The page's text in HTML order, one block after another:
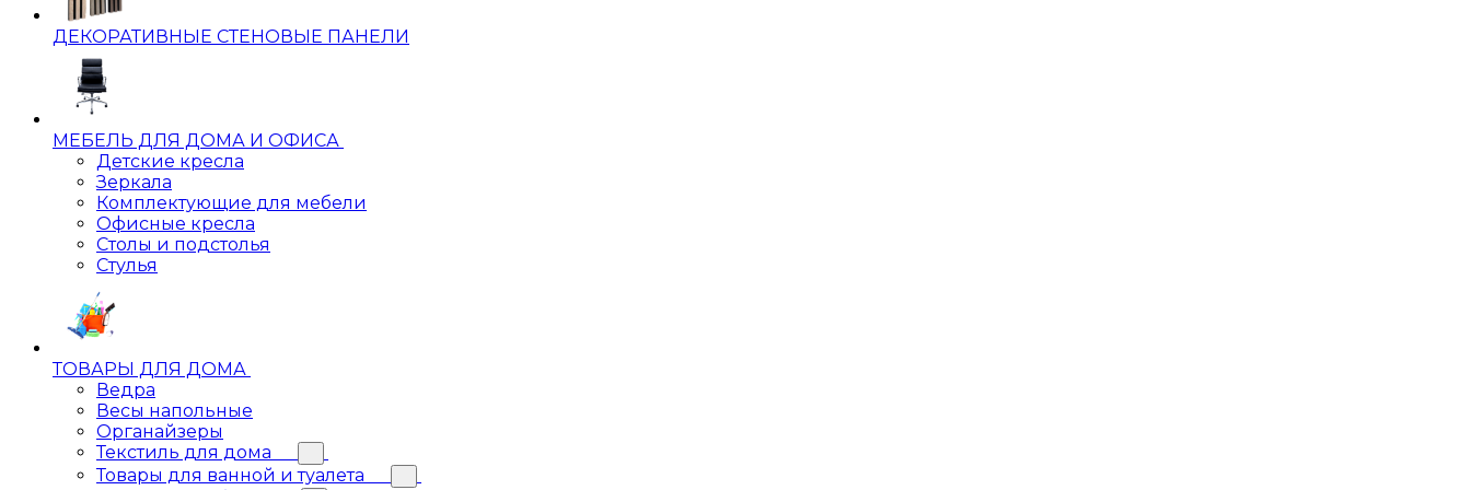
ДЕКОРАТИВНЫЕ СТЕНОВЫЕ ПАНЕЛИ
МЕБЕЛЬ ДЛЯ ДОМА И ОФИСА
Детские кресла
Зеркала
Комплектующие для мебели
Офисные кресла
Столы и подстолья
Стулья
ТОВАРЫ ДЛЯ ДОМА
Ведра
Весы напольные
Органайзеры
Текстиль для дома
Товары для ванной и туалета